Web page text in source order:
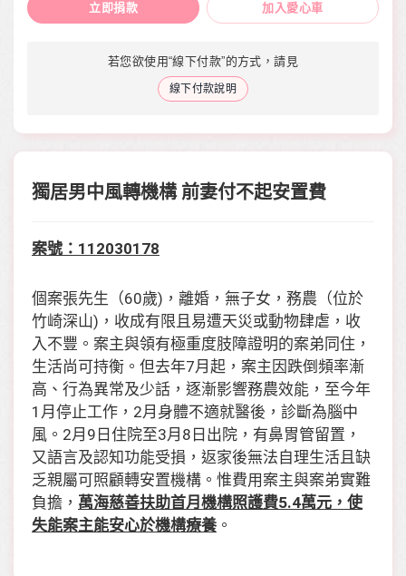
立即捐款 加入愛心車
若您欲使用“線下付款”的方式，請見
線下付款說明
獨居男中風轉機構 前妻付不起安置費
案號：112030178
個案張先生（60歲)，離婚，無子女，務農（位於
竹崎深山)，收成有限且易遭天災或動物肆虐，收
入不豐。案主與領有極重度肢障證明的案弟同住，
生活尚可持衡。但去年7月起，案主因跌倒頻率漸
高、行為異常及少話，逐漸影響務農效能，至今年
1月停止工作，2月身體不適就醫後，診斷為腦中
風。2月9日住院至3月8日出院，有鼻胃管留置，
又語言及認知功能受損，返家後無法自理生活且缺
乏親屬可照顧轉安置機構。惟費用案主與案弟實難
負擔， 萬海慈善扶助首月機構照護費5.4萬元，使
失能案主能安心於機構療養。